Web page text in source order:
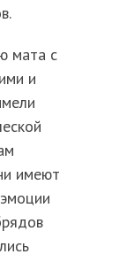
мата с
и
имеют